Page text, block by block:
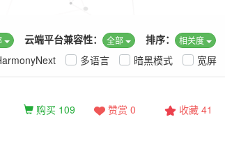
排序： 相关度
云端平台兼容性： 全部
宽屏
暗黑模式
多语言
收藏 41
赞赏 0
购买 109